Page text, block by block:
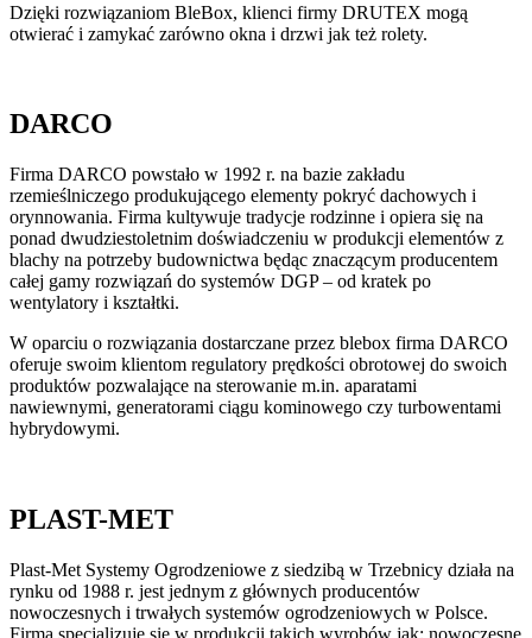
Dzięki rozwiązaniom BleBox, klienci firmy DRUTEX mogą
otwierać i zamykać zarówno okna i drzwi jak też rolety.
DARCO
Firma DARCO powstało w 1992 r. na bazie zakładu
rzemieślniczego produkującego elementy pokryć dachowych i
orynnowania. Firma kultywuje tradycje rodzinne i opiera się na
ponad dwudziestoletnim doświadczeniu w produkcji elementów z
blachy na potrzeby budownictwa będąc znaczącym producentem
całej gamy rozwiązań do systemów DGP – od kratek po
wentylatory i kształtki.
W oparciu o rozwiązania dostarczane przez blebox firma DARCO
oferuje swoim klientom regulatory prędkości obrotowej do swoich
produktów pozwalające na sterowanie m.in. aparatami
nawiewnymi, generatorami ciągu kominowego czy turbowentami
hybrydowymi.
PLAST-MET
Plast-Met Systemy Ogrodzeniowe z siedzibą w Trzebnicy działa na
rynku od 1988 r. jest jednym z głównych producentów
nowoczesnych i trwałych systemów ogrodzeniowych w Polsce.